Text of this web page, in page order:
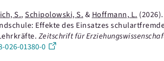
S.,Schipolowski, S. & Hoffmann, L. (2026).
Effekte des Einsatzes
Zeitschrift für
01380-0